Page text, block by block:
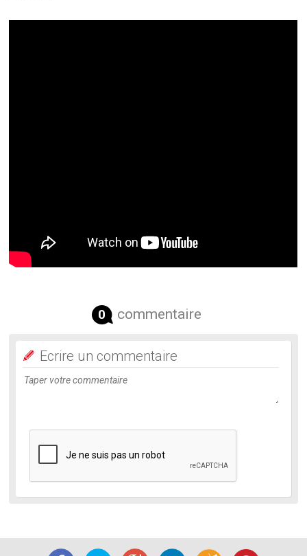
0 commentaire
Ecrire un commentaire